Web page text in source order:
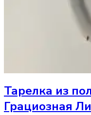
Тарелка из
Грациозная